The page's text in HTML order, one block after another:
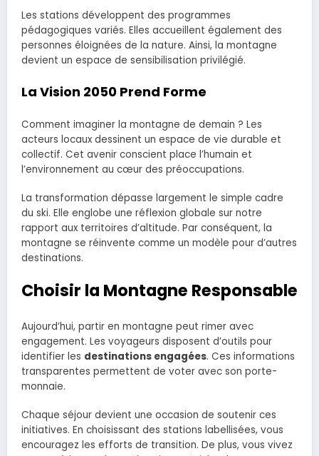
Les stations développent des programmes
pédagogiques variés. Elles accueillent également des
personnes éloignées de la nature. Ainsi, la montagne
devient un espace de sensibilisation privilégié.
La Vision 2050 Prend Forme
Comment imaginer la montagne de demain ? Les
acteurs locaux dessinent un espace de vie durable et
collectif. Cet avenir conscient place l’humain et
l’environnement au cœur des préoccupations.
La transformation dépasse largement le simple cadre
du ski. Elle englobe une réflexion globale sur notre
rapport aux territoires d’altitude. Par conséquent, la
montagne se réinvente comme un modèle pour d’autres
destinations.
Choisir la Montagne Responsable
Aujourd’hui, partir en montagne peut rimer avec
engagement. Les voyageurs disposent d’outils pour
identifier les destinations engagées. Ces informations
transparentes permettent de voter avec son porte-
monnaie.
Chaque séjour devient une occasion de soutenir ces
initiatives. En choisissant des stations labellisées, vous
encouragez les efforts de transition. De plus, vous vivez